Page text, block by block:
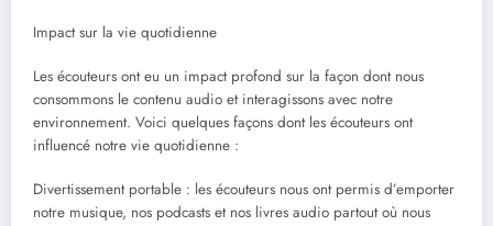
Impact sur la vie quotidienne
Les écouteurs ont eu un impact profond sur la façon dont nous
consommons le contenu audio et interagissons avec notre
environnement. Voici quelques façons dont les écouteurs ont
influencé notre vie quotidienne :
Divertissement portable : les écouteurs nous ont permis d’emporter
notre musique, nos podcasts et nos livres audio partout où nous